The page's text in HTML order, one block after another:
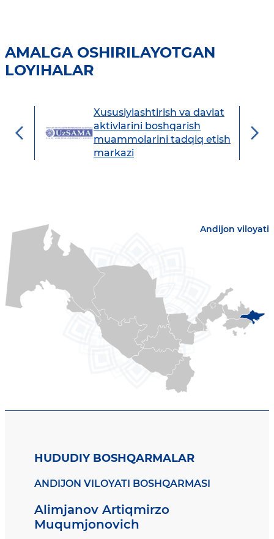
AMALGA OSHIRILAYOTGAN
LOYIHALAR
Xususiylashtirish va davlat
aktivlarini boshqarish
muammolarini tadqiq etish
markazi
Andijon viloyati
HUDUDIY BOSHQARMALAR
ANDIJON VILOYATI BOSHQARMASI
Alimjanov Artiqmirzo
Muqumjonovich